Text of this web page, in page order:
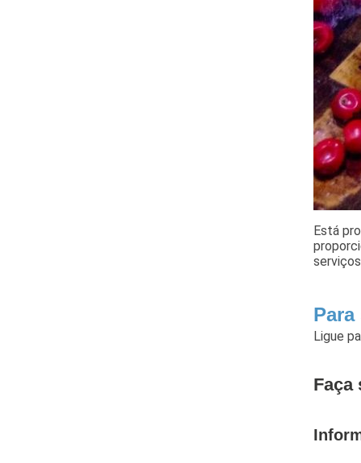
Está
Ligue
Faça